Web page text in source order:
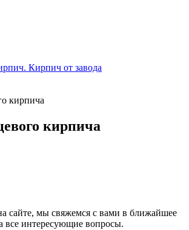
Кирпич от завода
кирпича
кирпича
сайте, мы свяжемся с вами в ближайшее
все интересующие вопросы.